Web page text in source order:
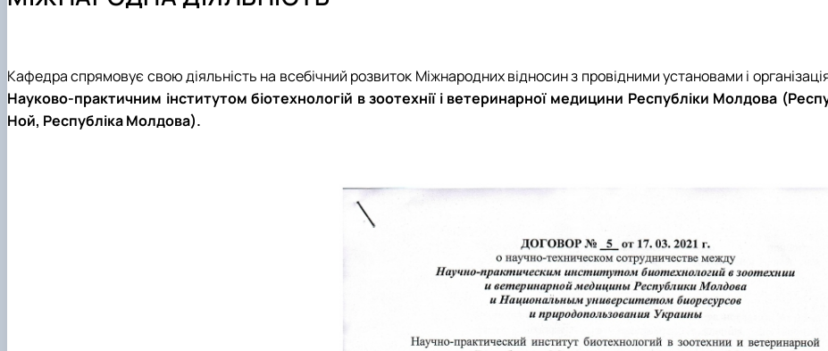
Навчально-науково-виробничі лабораторії
Сертифікатні курси
Практика студентів
Наукові гуртки
Кафедра спрямовує свою діяльність на всебічний розвиток Міжнародних відносин з провідними установами і
Науково-практичним інститутом біотехнологій в зоотехнії і ветеринарної медицини Республіки Молдова
Ной, Республіка Молдова).